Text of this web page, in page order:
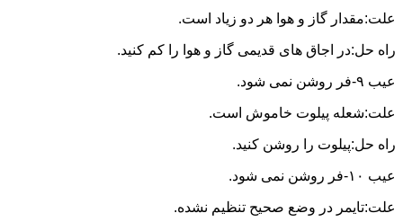
علت:مقدار گاز و هوا هر دو زیاد است.
راه حل:در اجاق های قدیمی گاز و هوا را کم کنید.
عیب ۹-فر روشن نمی شود.
علت:شعله پیلوت خاموش است.
راه حل:پیلوت را روشن کنید.
عیب ۱۰-فر روشن نمی شود.
علت:تایمر در وضع صحیح تنظیم نشده.